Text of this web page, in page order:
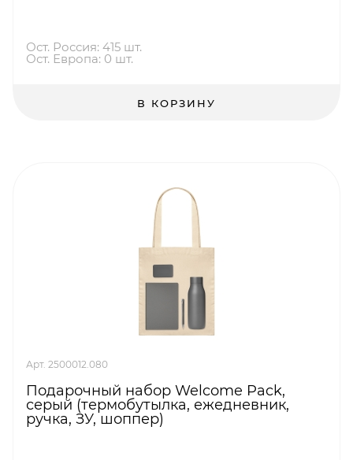
Ост. Россия: 415 шт.
Ост. Европа: 0 шт.
В КОРЗИНУ
Арт. 2500012.080
Подарочный набор Welcome Pack,
серый (термобутылка, ежедневник,
ручка, ЗУ, шоппер)